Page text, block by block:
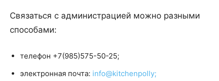
Связаться с администрацией можно разными
способами:
телефон +7(985)575-50-25;
электронная почта: info@kitchenpolly;